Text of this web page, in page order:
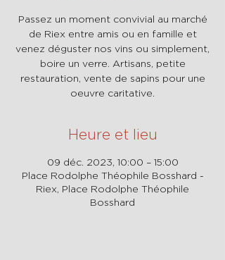
Passez un moment convivial au marché
de Riex entre amis ou en famille et
venez déguster nos vins ou simplement,
boire un verre. Artisans, petite
restauration, vente de sapins pour une
oeuvre caritative.
Heure et lieu
09 déc. 2023, 10:00 – 15:00
Place Rodolphe Théophile Bosshard -
Riex, Place Rodolphe Théophile
Bosshard